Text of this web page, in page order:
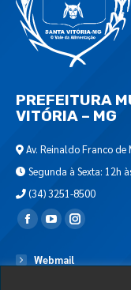
PREFEITURA
VITÓRIA – MG
Av. Reinaldo Franco de
Segunda à Sexta: 12h
(34) 3251-8500
Encontre-nos em:
Webmail